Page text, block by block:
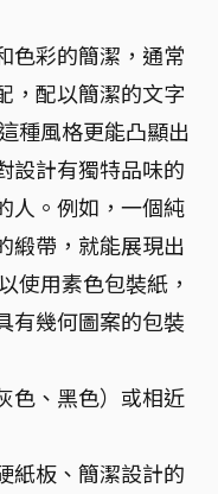
色彩的簡潔，通常
，配以簡潔的文字
種風格更能凸顯出
設計有獨特品味的
人。例如，一個純
緞帶，就能展現出
使用素色包裝紙，
有幾何圖案的包裝
色、黑色）或相近
紙板、簡潔設計的